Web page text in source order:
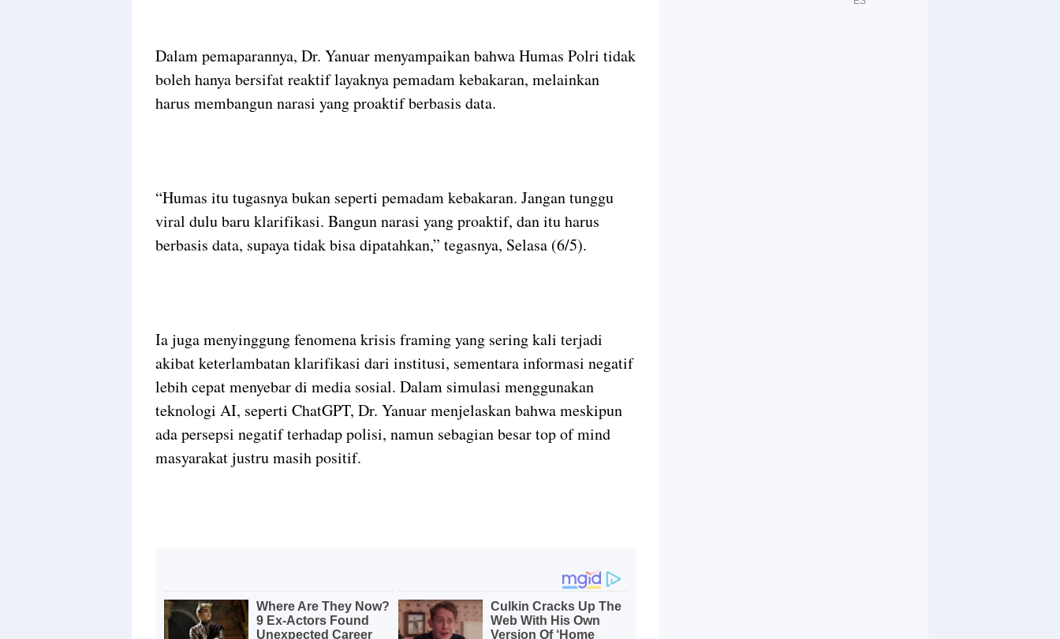
Dalam pemaparannya, Dr. Yanuar menyampaikan bahwa Humas Polri tidak
boleh hanya bersifat reaktif layaknya pemadam kebakaran, melainkan
harus membangun narasi yang proaktif berbasis data.
“Humas itu tugasnya bukan seperti pemadam kebakaran. Jangan tunggu
viral dulu baru klarifikasi. Bangun narasi yang proaktif, dan itu harus
berbasis data, supaya tidak bisa dipatahkan,” tegasnya, Selasa (6/5).
Ia juga menyinggung fenomena krisis framing yang sering kali terjadi
akibat keterlambatan klarifikasi dari institusi, sementara informasi negatif
lebih cepat menyebar di media sosial. Dalam simulasi menggunakan
teknologi AI, seperti ChatGPT, Dr. Yanuar menjelaskan bahwa meskipun
ada persepsi negatif terhadap polisi, namun sebagian besar top of mind
masyarakat justru masih positif.